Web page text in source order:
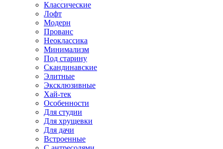
Классические
Лофт
Модерн
Прованс
Неоклассика
Минимализм
Под старину
Скандинавские
Элитные
Эксклюзивные
Хай-тек
Особенности
Для студии
Для хрущевки
Для дачи
Встроенные